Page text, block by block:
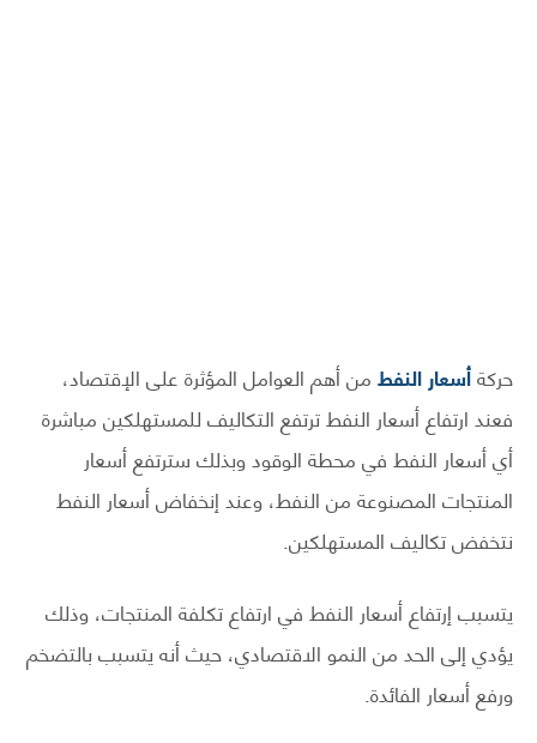
حركةأسعار النفطمن أهم العوامل المؤثرة على الإقتصاد،
فعند ارتفاع أسعار النفط ترتفع التكاليف للمستهلكين مباشرة
أي أسعار النفط في محطة الوقود وبذلك سترتفع أسعار
المنتجات المصنوعة من النفط، وعند إنخفاض أسعار النفط
نتخفض تكاليف المستهلكين.
يتسبب إرتفاع أسعار النفط في ارتفاع تكلفة المنتجات، وذلك
يؤدي إلى الحد من النمو الاقتصادي، حيث أنه يتسبب بالتضخم
ورفع أسعار الفائدة.